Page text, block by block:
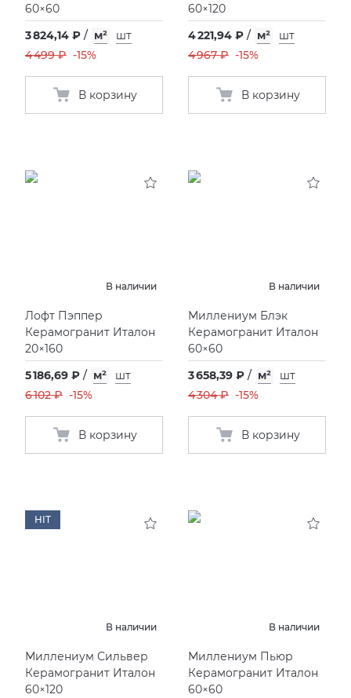
60×60
3 824,14 ₽ / м²
шт
4 499 ₽ -15%
В корзину
60×120
4 221,94 ₽ / м²
шт
4 967 ₽ -15%
В корзину
В наличии
Лофт Пэппер
Керамогранит Италон
20×160
5 186,69 ₽ / м²
шт
6 102 ₽ -15%
В корзину
В наличии
Миллениум Блэк
Керамогранит Италон
60×60
3 658,39 ₽ / м²
шт
4 304 ₽ -15%
В корзину
HIT
В наличии
Миллениум Сильвер
Керамогранит Италон
60×120
В наличии
Миллениум Пьюр
Керамогранит Италон
60×60